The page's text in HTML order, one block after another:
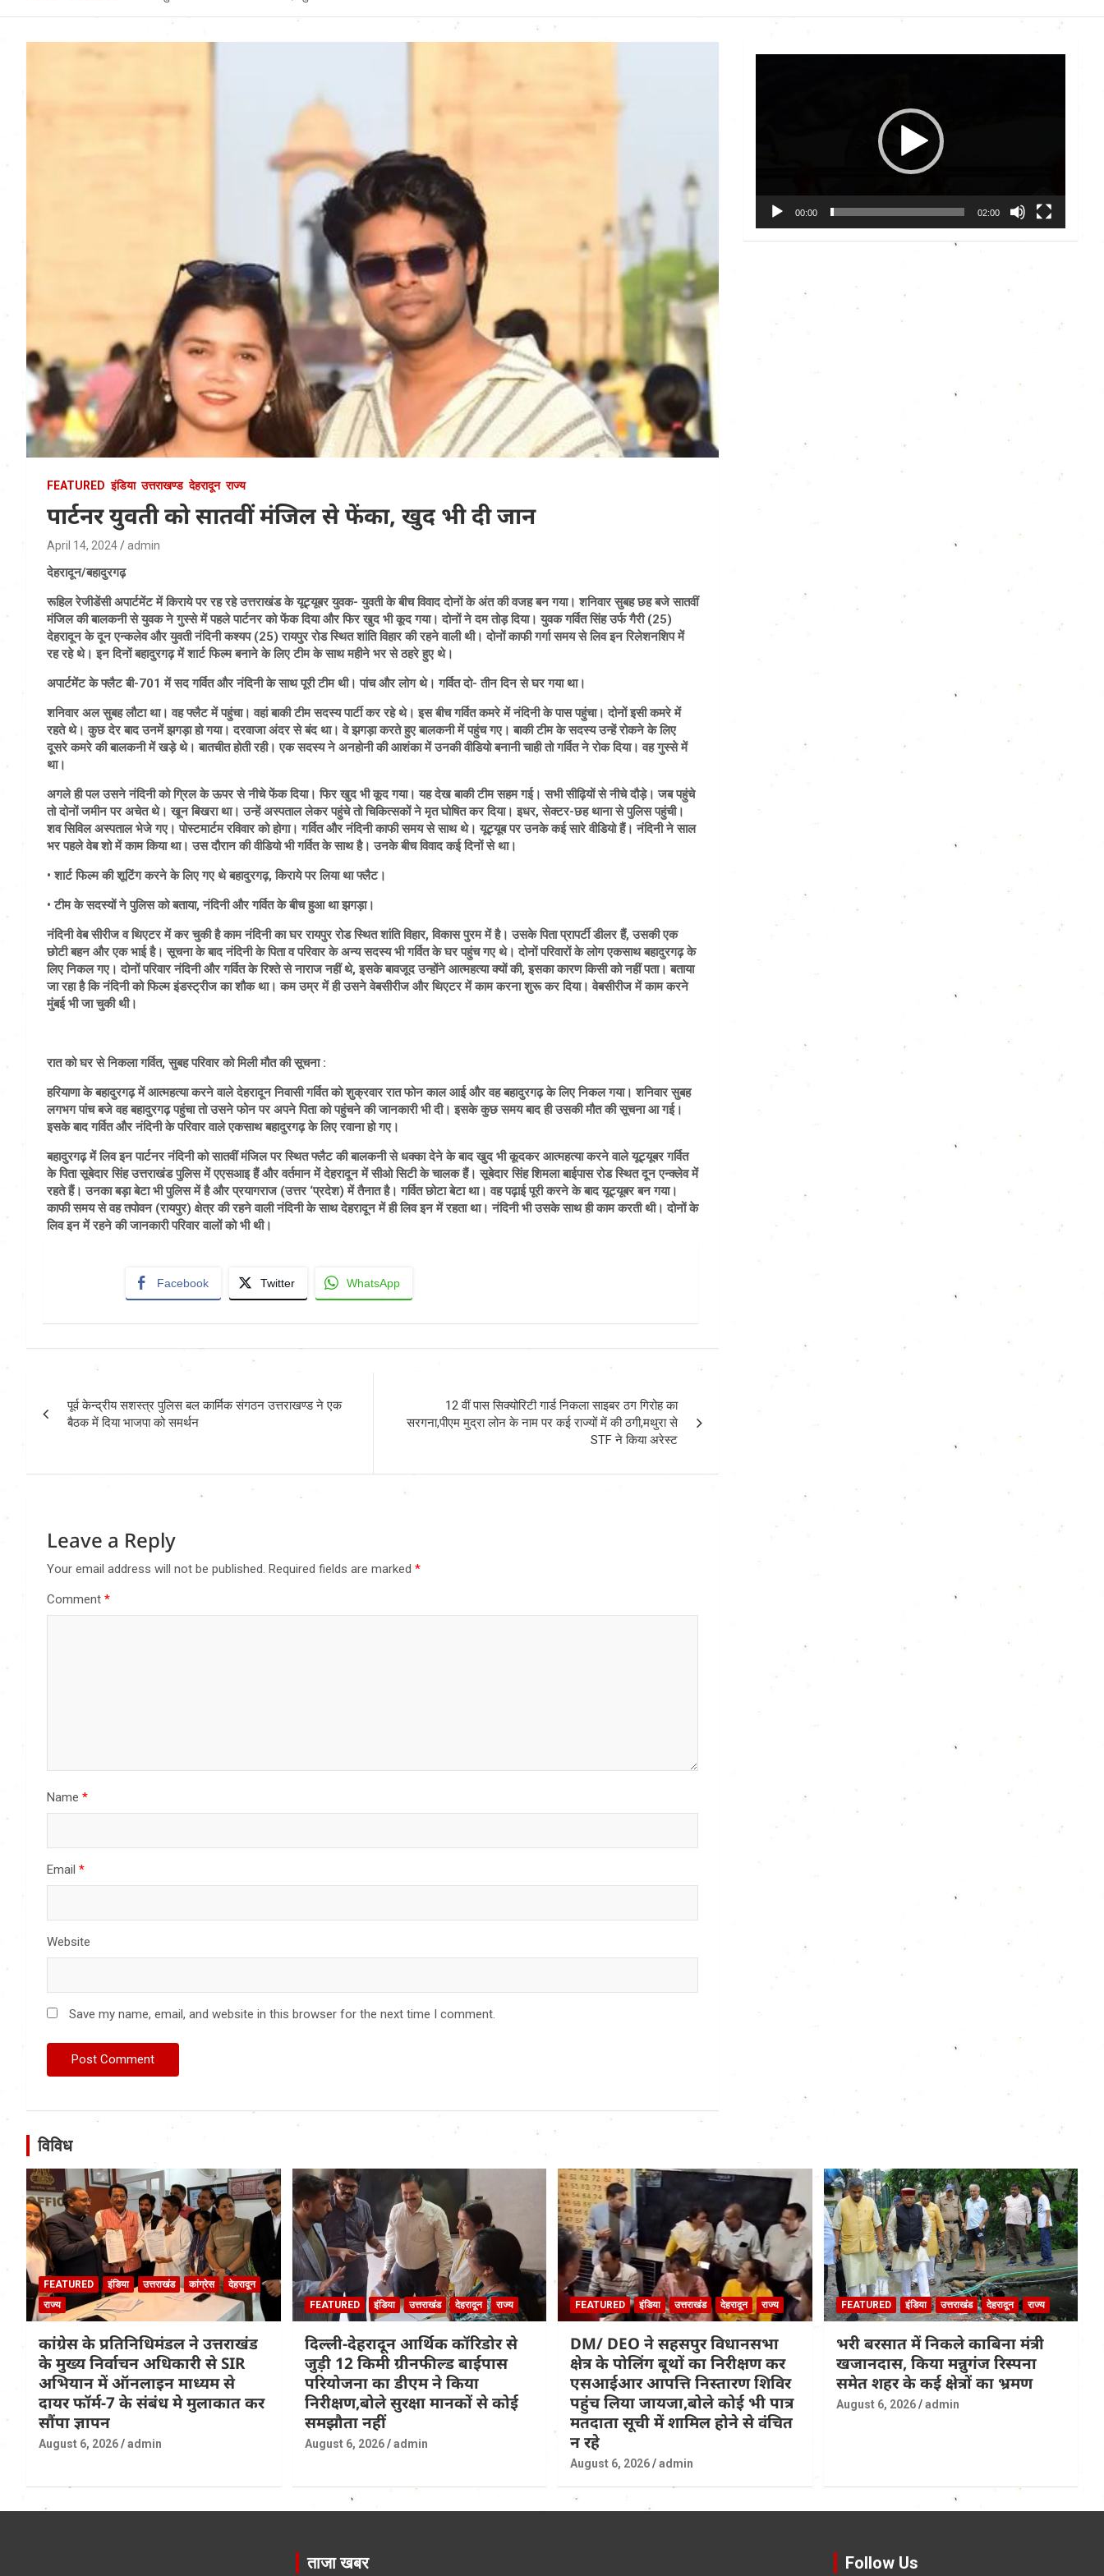
Uttarakhand News in
Hindi
FEATURED इंडिया उत्तराखण्ड देहरादून राज्य
पार्टनर युवती को सातवीं मंजिल से फेंका, खुद भी दी जान
April 14, 2024 admin
देहरादून/बहादुरगढ़
रूहिल रेजीडेंसी अपार्टमेंट में किराये पर रह रहे उत्तराखंड के यूट्यूबर युवक- युवती के बीच विवाद दोनों के अंत की वजह बन गया। शनिवार सुबह छह बजे सातवीं
मंजिल की बालकनी से युवक ने गुस्से में पहले पार्टनर को फेंक दिया और फिर खुद भी कूद गया। दोनों ने दम तोड़ दिया। युवक गर्वित सिंह उर्फ गैरी (25)
देहरादून के दून एन्कलेव और युवती नंदिनी कश्यप (25) रायपुर रोड स्थित शांति विहार की रहने वाली थी। दोनों काफी गर्गा समय से लिव इन रिलेशनशिप में
रह रहे थे। इन दिनों बहादुरगढ़ में शार्ट फिल्म बनाने के लिए टीम के साथ महीने भर से ठहरे हुए थे।
अपार्टमेंट के फ्लैट बी-701 में सद गर्वित और नंदिनी के साथ पूरी टीम थी। पांच और लोग थे। गर्वित दो- तीन दिन से घर गया था।
शनिवार अल सुबह लौटा था। वह फ्लैट में पहुंचा। वहां बाकी टीम सदस्य पार्टी कर रहे थे। इस बीच गर्वित कमरे में नंदिनी के पास पहुंचा। दोनों इसी कमरे में
रहते थे। कुछ देर बाद उनमें झगड़ा हो गया। दरवाजा अंदर से बंद था। वे झगड़ा करते हुए बालकनी में पहुंच गए। बाकी टीम के सदस्य उन्हें रोकने के लिए
दूसरे कमरे की बालकनी में खड़े थे। बातचीत होती रही। एक सदस्य ने अनहोनी की आशंका में उनकी वीडियो बनानी चाही तो गर्वित ने रोक दिया। वह गुस्से में
था।
अगले ही पल उसने नंदिनी को ग्रिल के ऊपर से नीचे फेंक दिया। फिर खुद भी कूद गया। यह देख बाकी टीम सहम गई। सभी सीढ़ियों से नीचे दौड़े। जब पहुंचे
तो दोनों जमीन पर अचेत थे। खून बिखरा था। उन्हें अस्पताल लेकर पहुंचे तो चिकित्सकों ने मृत घोषित कर दिया। इधर, सेक्टर-छह थाना से पुलिस पहुंची।
शव सिविल अस्पताल भेजे गए। पोस्टमार्टम रविवार को होगा। गर्वित और नंदिनी काफी समय से साथ थे। यूट्यूब पर उनके कई सारे वीडियो हैं। नंदिनी ने साल
भर पहले वेब शो में काम किया था। उस दौरान की वीडियो भी गर्वित के साथ है। उनके बीच विवाद कई दिनों से था।
• शार्ट फिल्म की शूटिंग करने के लिए गए थे बहादुरगढ़, किराये पर लिया था फ्लैट।
• टीम के सदस्यों ने पुलिस को बताया, नंदिनी और गर्वित के बीच हुआ था झगड़ा।
नंदिनी वेब सीरीज व थिएटर में कर चुकी है काम नंदिनी का घर रायपुर रोड स्थित शांति विहार, विकास पुरम में है। उसके पिता प्रापर्टी डीलर हैं, उसकी एक
छोटी बहन और एक भाई है। सूचना के बाद नंदिनी के पिता व परिवार के अन्य सदस्य भी गर्वित के घर पहुंच गए थे। दोनों परिवारों के लोग एकसाथ बहादुरगढ़ के
लिए निकल गए। दोनों परिवार नंदिनी और गर्वित के रिश्ते से नाराज नहीं थे, इसके बावजूद उन्होंने आत्महत्या क्यों की, इसका कारण किसी को नहीं पता। बताया
जा रहा है कि नंदिनी को फिल्म इंडस्ट्रीज का शौक था। कम उम्र में ही उसने वेबसीरीज और थिएटर में काम करना शुरू कर दिया। वेबसीरीज में काम करने
मुंबई भी जा चुकी थी।
रात को घर से निकला गर्वित, सुबह परिवार को मिली मौत की सूचना :
हरियाणा के बहादुरगढ़ में आत्महत्या करने वाले देहरादून निवासी गर्वित को शुक्रवार रात फोन काल आई और वह बहादुरगढ़ के लिए निकल गया। शनिवार सुबह
लगभग पांच बजे वह बहादुरगढ़ पहुंचा तो उसने फोन पर अपने पिता को पहुंचने की जानकारी भी दी। इसके कुछ समय बाद ही उसकी मौत की सूचना आ गई।
इसके बाद गर्वित और नंदिनी के परिवार वाले एकसाथ बहादुरगढ़ के लिए रवाना हो गए।
बहादुरगढ़ में लिव इन पार्टनर नंदिनी को सातवीं मंजिल पर स्थित फ्लैट की बालकनी से धक्का देने के बाद खुद भी कूदकर आत्महत्या करने वाले यूट्यूबर गर्वित
के पिता सूबेदार सिंह उत्तराखंड पुलिस में एएसआइ हैं और वर्तमान में देहरादून में सीओ सिटी के चालक हैं। सूबेदार सिंह शिमला बाईपास रोड स्थित दून एन्क्लेव में
रहते हैं। उनका बड़ा बेटा भी पुलिस में है और प्रयागराज (उत्तर ‘प्रदेश) में तैनात है। गर्वित छोटा बेटा था। वह पढ़ाई पूरी करने के बाद यूट्यूबर बन गया।
काफी समय से वह तपोवन (रायपुर) क्षेत्र की रहने वाली नंदिनी के साथ देहरादून में ही लिव इन में रहता था। नंदिनी भी उसके साथ ही काम करती थी। दोनों के
लिव इन में रहने की जानकारी परिवार वालों को भी थी।
Facebook Twitter WhatsApp
Post
navigation
पूर्व केन्द्रीय सशस्त्र पुलिस बल कार्मिक संगठन उत्तराखण्ड ने एक
बैठक में दिया भाजपा को समर्थन
12 वीं पास सिक्योरिटी गार्ड निकला साइबर ठग गिरोह का
सरगना,पीएम मुद्रा लोन के नाम पर कई राज्यों में की ठगी,मथुरा से
STF ने किया अरेस्ट
Leave a Reply
Your email address will not be published. Required fields are marked *
Comment *
Name *
Email *
Website
Save my name, email, and website in this browser for the next time I comment.
00:00 02:00
विविध
FEATURED इंडिया उत्तराखंड कांग्रेस
देहरादून
राज्य
कांग्रेस के प्रतिनिधिमंडल ने उत्तराखंड
के मुख्य निर्वाचन अधिकारी से SIR
अभियान में ऑनलाइन माध्यम से
दायर फॉर्म-7 के संबंध मे मुलाकात कर
सौंपा ज्ञापन
August 6, 2026 admin
FEATURED इंडिया उत्तराखंड देहरादून राज्य
दिल्ली-देहरादून आर्थिक कॉरिडोर से
जुड़ी 12 किमी ग्रीनफील्ड बाईपास
परियोजना का डीएम ने किया
निरीक्षण,बोले सुरक्षा मानकों से कोई
समझौता नहीं
August 6, 2026 admin
FEATURED इंडिया उत्तराखंड देहरादून राज्य
DM/ DEO ने सहसपुर विधानसभा
क्षेत्र के पोलिंग बूथों का निरीक्षण कर
एसआईआर आपत्ति निस्तारण शिविर
पहुंच लिया जायजा,बोले कोई भी पात्र
मतदाता सूची में शामिल होने से वंचित
न रहे
August 6, 2026 admin
FEATURED इंडिया उत्तराखंड देहरादून राज्य
भरी बरसात में निकले काबिना मंत्री
खजानदास, किया मन्नुगंज रिस्पना
समेत शहर के कई क्षेत्रों का भ्रमण
August 6, 2026 admin
ताजा खबर Follow Us